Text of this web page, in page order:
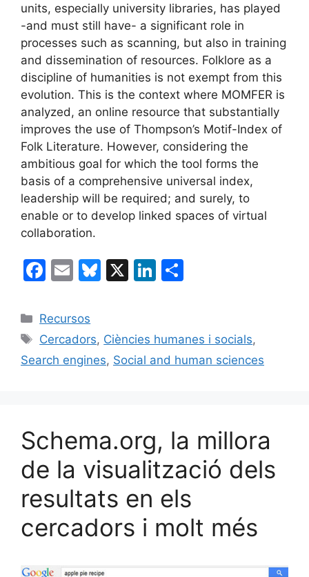
units, especially university libraries, has played
-and must still have- a significant role in
processes such as scanning, but also in training
and dissemination of resources. Folklore as a
discipline of humanities is not exempt from this
evolution. This is the context where MOMFER is
analyzed, an online resource that substantially
improves the use of Thompson’s Motif-Index of
Folk Literature. However, considering the
ambitious goal for which the tool forms the
basis of a comprehensive universal index,
leadership will be required; and surely, to
enable or to develop linked spaces of virtual
collaboration.
F
c
e
b
k
E
ai
l
Bl
s
k
X
Li
e
dI
p
ar
Categories
Recursos
Etiquetes
Cercadors, Ciències humanes i socials,
Search engines, Social and human sciences
Schema.org, la millora
de la visualització dels
resultats en els
cercadors i molt més